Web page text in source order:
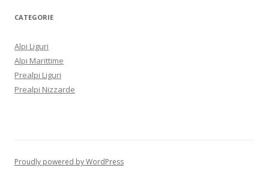
iCATEGORIE
Alpi Liguri
Alpi Marittime
Prealpi Liguri
Prealpi Nizzarde
Proudly powered by WordPress